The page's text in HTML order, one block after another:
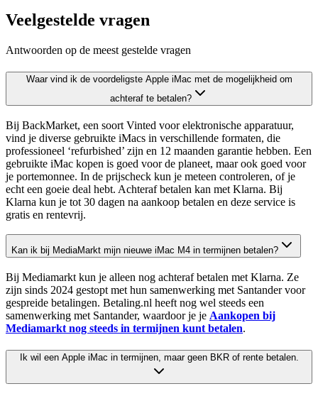
Veelgestelde vragen
Antwoorden op de meest gestelde vragen
Waar vind ik de voordeligste Apple iMac met de mogelijkheid om
achteraf te betalen?
Bij BackMarket, een soort Vinted voor elektronische apparatuur,
vind je diverse gebruikte iMacs in verschillende formaten, die
professioneel ‘refurbished’ zijn en 12 maanden garantie hebben. Een
gebruikte iMac kopen is goed voor de planeet, maar ook goed voor
je portemonnee. In de prijscheck kun je meteen controleren, of je
echt een goeie deal hebt. Achteraf betalen kan met Klarna. Bij
Klarna kun je tot 30 dagen na aankoop betalen en deze service is
gratis en rentevrij.
Kan ik bij MediaMarkt mijn nieuwe iMac M4 in termijnen betalen?
Bij Mediamarkt kun je alleen nog achteraf betalen met Klarna. Ze
zijn sinds 2024 gestopt met hun samenwerking met Santander voor
gespreide betalingen. Betaling.nl heeft nog wel steeds een
samenwerking met Santander, waardoor je je Aankopen bij
Mediamarkt nog steeds in termijnen kunt betalen.
Ik wil een Apple iMac in termijnen, maar geen BKR of rente betalen.